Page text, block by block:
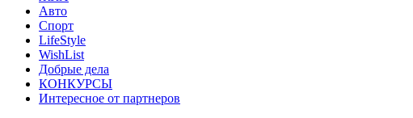
Авто
Спорт
LifeStyle
WishList
Добрые дела
КОНКУРСЫ
Интересное от партнеров